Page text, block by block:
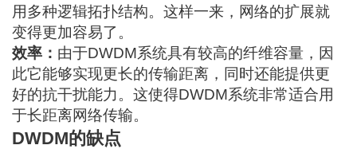
用多种逻辑拓扑结构。这样一来，网络的扩展就
变得更加容易了。
效率： 由于DWDM系统具有较高的纤维容量，因
此它能够实现更长的传输距离，同时还能提供更
好的抗干扰能力。这使得DWDM系统非常适合用
于长距离网络传输。
DWDM的缺点